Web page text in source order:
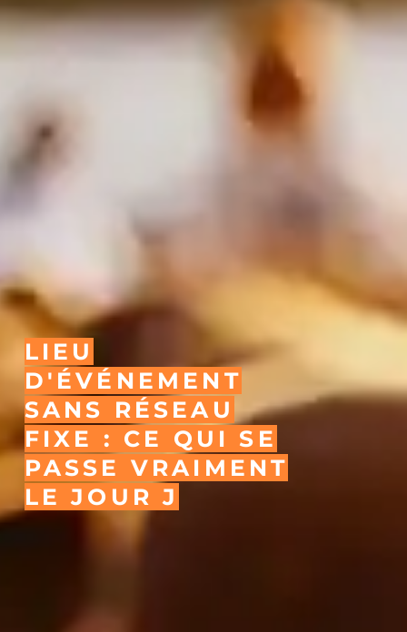
LIEU
D'ÉVÉNEMENT
SANS RÉSEAU
FIXE : CE QUI SE
PASSE VRAIMENT
LE JOUR J